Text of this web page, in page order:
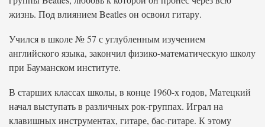
жизнь. Под влиянием Beatles он освоил гитару.
Учился в школе № 57 с углубленным изучением
английского языка, закончил физико-математическую школу
при Бауманском институте.
В старших классах школы, в конце 1960-х годов, Матецкий
начал выступать в различных рок-группах. Играл на
клавишных инструментах, гитаре, бас-гитаре. К этому